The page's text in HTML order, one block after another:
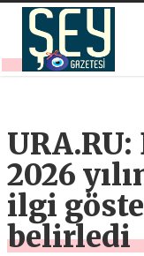
2026
ilgi
belirledi